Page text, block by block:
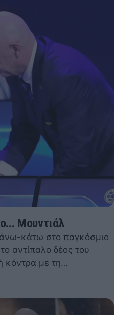
Μουντιάλ
κάτω στο παγκόσμιο
αντίπαλο δέος του
κόντρα με τη…